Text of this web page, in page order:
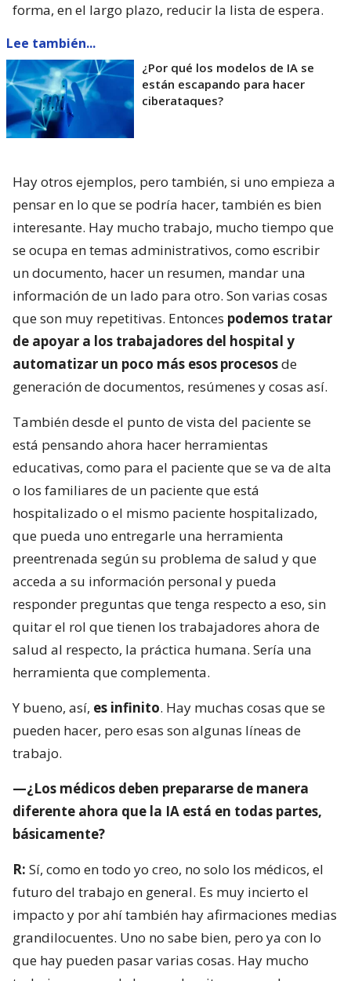
forma, en el largo plazo, reducir la lista de espera.
Lee también...
¿Por qué los modelos de IA se
están escapando para hacer
ciberataques?
Hay otros ejemplos, pero también, si uno empieza a
pensar en lo que se podría hacer, también es bien
interesante. Hay mucho trabajo, mucho tiempo que
se ocupa en temas administrativos, como escribir
un documento, hacer un resumen, mandar una
información de un lado para otro. Son varias cosas
que son muy repetitivas. Entonces podemos tratar
de apoyar a los trabajadores del hospital y
automatizar un poco más esos procesosde
generación de documentos, resúmenes y cosas así.
También desde el punto de vista del paciente se
está pensando ahora hacer herramientas
educativas, como para el paciente que se va de alta
o los familiares de un paciente que está
hospitalizado o el mismo paciente hospitalizado,
que pueda uno entregarle una herramienta
preentrenada según su problema de salud y que
acceda a su información personal y pueda
responder preguntas que tenga respecto a eso, sin
quitar el rol que tienen los trabajadores ahora de
salud al respecto, la práctica humana. Sería una
herramienta que complementa.
Y bueno, así, es infinito. Hay muchas cosas que se
pueden hacer, pero esas son algunas líneas de
trabajo.
—¿Los médicos deben prepararse de manera
diferente ahora que la IA está en todas partes,
básicamente?
R: Sí, como en todo yo creo, no solo los médicos, el
futuro del trabajo en general. Es muy incierto el
impacto y por ahí también hay afirmaciones medias
grandilocuentes. Uno no sabe bien, pero ya con lo
que hay pueden pasar varias cosas. Hay mucho